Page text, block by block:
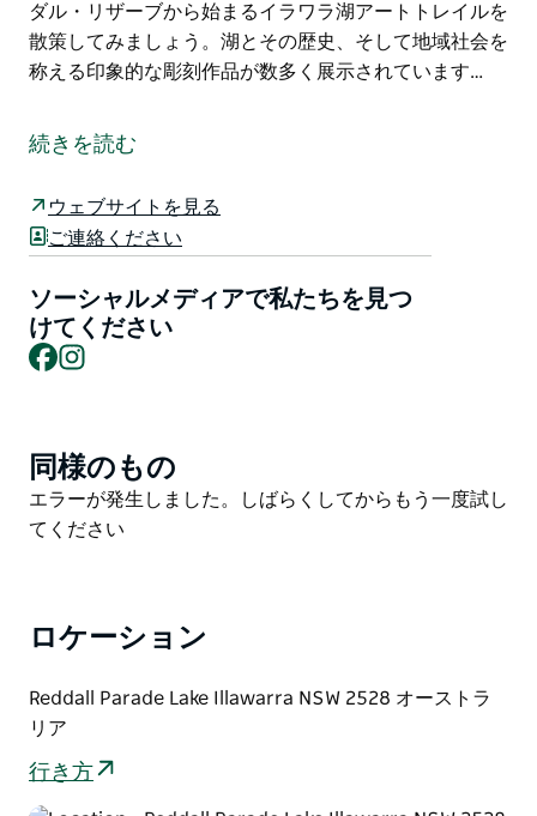
ダル・リザーブから始まるイラワラ湖アートトレイルを
散策してみましょう。湖とその歴史、そして地域社会を
称える印象的な彫刻作品が数多く展示されています…
最適です。穏やかな水面でスタンドアップパドルボード
を習ったり、外洋に出てより挑戦的な波に挑戦したり
ご自身のボートをお持ちいただくのも良いでしょう。ボ
ートランプも多数設置されているので、アクセスも簡単
もおすすめです。湖には魚が豊富に生息しており、防波
堤や桟橋から釣り糸を垂らす絶好のスポットがたくさん
あります。釣った魚は、湖畔でさばいてバーベキューを
供用遊具などが整備されており、ゆったりとアウトドア
を楽しむのに理想的です。小さなお子様は、レッドダ
ル・リザーブの穏やかな水面で安全にパドルボードを楽
イルを散策してみましょう。湖とその歴史、そして地域
す。
海岸沿いを散策する際は、ウィンダン島まで足を延ばし
て、かつて防波堤建設を試みた際に残されたレールや車
続きを読む
ウェブサイトを見る
ご連絡ください
ソーシャルメディアで私たちを見つ
けてください
Facebook
Product
List
同様のもの
Product
List
エラーが発生しました。しばらくしてからもう一度試し
てください
ロケーション
Reddall Parade Lake Illawarra NSW 2528 オーストラ
リア
行き方